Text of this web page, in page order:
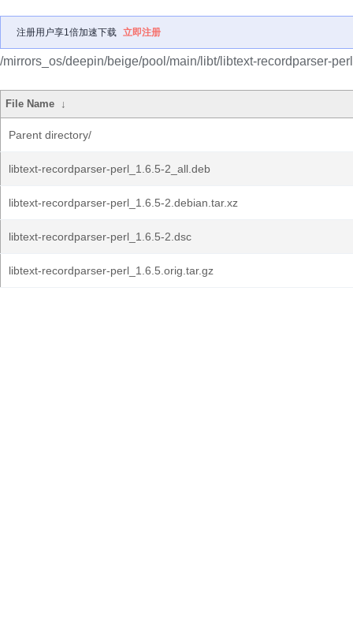
注册用户享1倍加速下载 立即注册
/mirrors_os/deepin/beige/pool/main/libt/libtext-recordparser-
File Name ↓
Parent directory/
libtext-recordparser-perl_1.6.5-2_all.deb
libtext-recordparser-perl_1.6.5-2.debian.tar.xz
libtext-recordparser-perl_1.6.5-2.dsc
libtext-recordparser-perl_1.6.5.orig.tar.gz